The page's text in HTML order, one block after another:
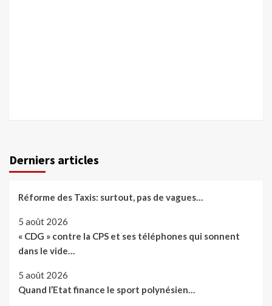
Derniers articles
Réforme des Taxis: surtout, pas de vagues…
5 août 2026
« CDG » contre la CPS et ses téléphones qui sonnent
dans le vide…
5 août 2026
Quand l’Etat finance le sport polynésien…